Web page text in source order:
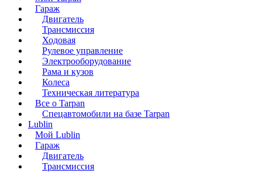
Гараж
Двигатель
Трансмиссия
Ходовая
Рулевое управление
Электрооборудование
Рама и кузов
Колеса
Техническая литература
Все о Tarpan
Спецавтомобили на базе Tarpan
Lublin
Мой Lublin
Гараж
Двигатель
Трансмиссия